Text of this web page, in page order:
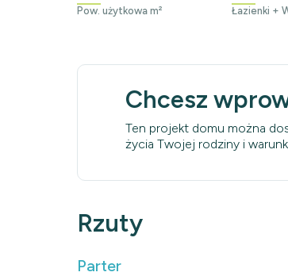
Pow. użytkowa m² Łazienki +
Chcesz
Ten projekt domu można
życia Twojej rodziny i
Rzuty
Parter